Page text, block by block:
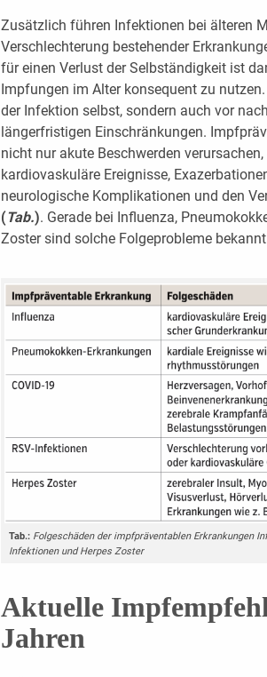
Zusätzlich führen Infektionen bei älteren
Verschlechterung bestehender
für einen Verlust der Selbständigkeit ist
Impfungen im Alter konsequent zu
der Infektion selbst, sondern auch vor
längerfristigen Einschränkungen.
nicht nur akute Beschwerden
kardiovaskuläre Ereignisse,
neurologische Komplikationen und den
(Tab.). Gerade bei Influenza,
Zoster sind solche Folgeprobleme
Tab.:Folgeschäden der impfpräventablen Erkrankungen
Infektionen und Herpes Zoster
Aktuelle
Jahren